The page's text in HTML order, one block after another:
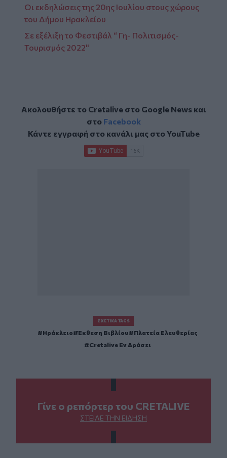
Οι εκδηλώσεις της 20ης Ιουλίου στους χώρους
του Δήμου Ηρακλείου
Σε εξέλιξη το Φεστιβάλ “ Γη- Πολιτισμός-
Τουρισμός 2022"
Ακολουθήστε το Cretalive στο Google Newsκαι
στο Facebook
Κάντε εγγραφή στο κανάλι μας στοYouTube
ΣΧΕΤΙΚΆ TAGS
Ηράκλειο Έκθεση Βιβλίου
Πλατεία Ελευθερίας
Cretalive Εν Δράσει
Γίνε ο ρεπόρτερ του CRETALIVE
ΣΤΕΊΛΕ ΤΗΝ ΕΊΔΗΣΗ